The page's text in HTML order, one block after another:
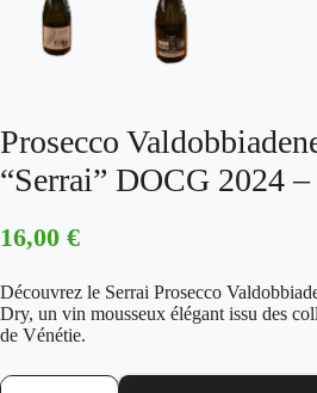
Prosecco
“Serrai” DOCG 2024
16,00 €
Découvrez le Serrai Prosecco
Dry, un vin mousseux élégant issu des
de Vénétie.